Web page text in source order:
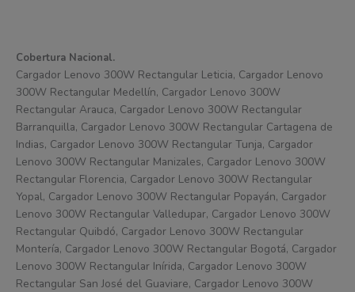
Cobertura Nacional.
Cargador Lenovo 300W Rectangular Leticia, Cargador Lenovo
300W Rectangular Medellín, Cargador Lenovo 300W
Rectangular Arauca, Cargador Lenovo 300W Rectangular
Barranquilla, Cargador Lenovo 300W Rectangular Cartagena de
Indias, Cargador Lenovo 300W Rectangular Tunja, Cargador
Lenovo 300W Rectangular Manizales, Cargador Lenovo 300W
Rectangular Florencia, Cargador Lenovo 300W Rectangular
Yopal, Cargador Lenovo 300W Rectangular Popayán, Cargador
Lenovo 300W Rectangular Valledupar, Cargador Lenovo 300W
Rectangular Quibdó, Cargador Lenovo 300W Rectangular
Montería, Cargador Lenovo 300W Rectangular Bogotá, Cargador
Lenovo 300W Rectangular Inírida, Cargador Lenovo 300W
Rectangular San José del Guaviare, Cargador Lenovo 300W